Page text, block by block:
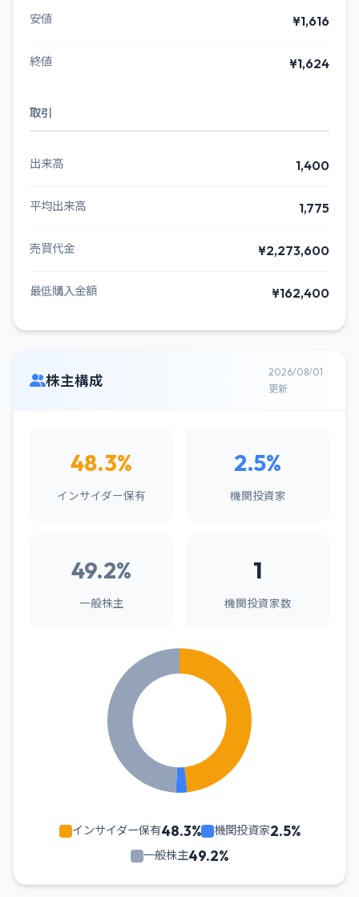
安値 ¥1,616
終値 ¥1,624
取引
出来高 1,400
平均出来高 1,775
売買代金 ¥2,273,600
最低購入金額 ¥162,400
株主構成
2026/08/01
更新
48.3%
インサイダー保有
2.5%
機関投資家
49.2%
一般株主
1
機関投資家数
インサイダー保有48.3% 機関投資家2.5%
一般株主49.2%